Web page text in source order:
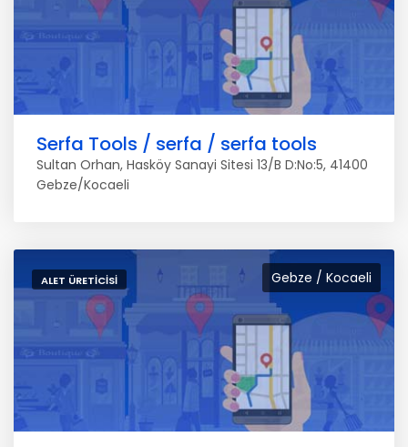
Serfa Tools / serfa / serfa tools
Sultan Orhan, Hasköy Sanayi Sitesi 13/B D:No:5, 41400
Gebze/Kocaeli
Gebze / Kocaeli
ALET ÜRETICISI